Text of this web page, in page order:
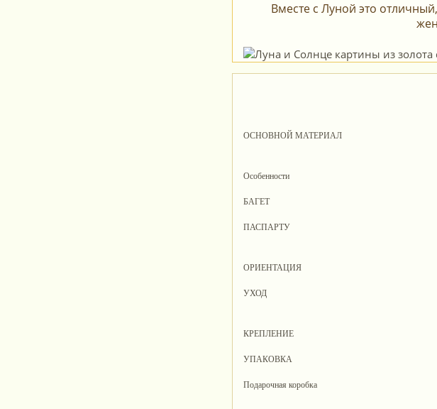
Вместе с Луной это
ОСНОВНОЙ МАТЕРИАЛ
Особенности
БАГЕТ
ПАСПАРТУ
ОРИЕНТАЦИЯ
УХОД
КРЕПЛЕНИЕ
УПАКОВКА
Подарочная коробка